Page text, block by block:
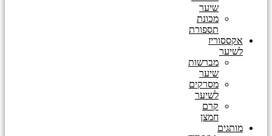
שיער
מכונת
תספורת
אקססוריז
לשיער
מברשות
שיער
מסרקים
לשיער
קרם
חמצן
מותגים